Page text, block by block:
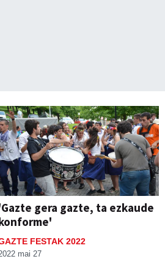
gera gazte, ta ezkaude
FESTAK 2022
mai 27